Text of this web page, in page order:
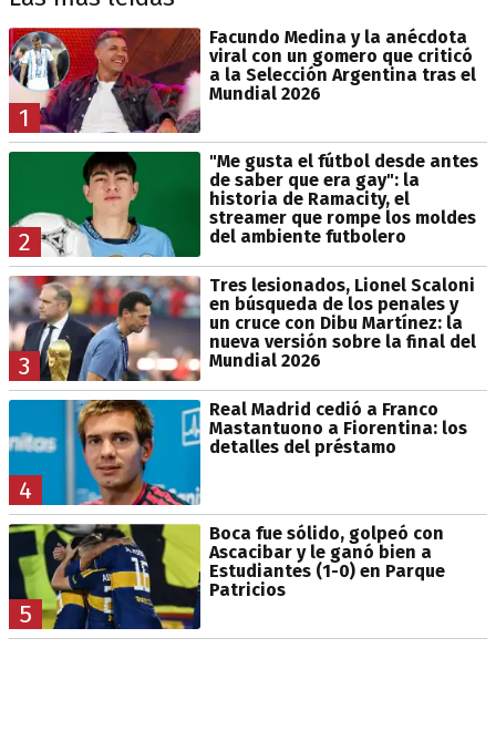
1
Facundo Medina y la anécdota
viral con un gomero que criticó
a la Selección Argentina tras el
Mundial 2026
2
"Me gusta el fútbol desde antes
de saber que era gay": la
historia de Ramacity, el
streamer que rompe los moldes
del ambiente futbolero
3
Tres lesionados, Lionel Scaloni
en búsqueda de los penales y
un cruce con Dibu Martínez: la
nueva versión sobre la final del
Mundial 2026
4
Real Madrid cedió a Franco
Mastantuono a Fiorentina: los
detalles del préstamo
5
Boca fue sólido, golpeó con
Ascacibar y le ganó bien a
Estudiantes (1-0) en Parque
Patricios